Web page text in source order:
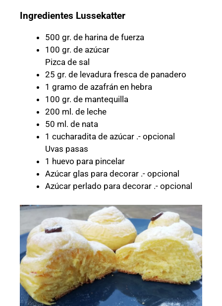
Ingredientes Lussekatter
500 gr. de harina de fuerza
100 gr. de azúcar
Pizca de sal
25 gr. de levadura fresca de panadero
1 gramo de azafrán en hebra
100 gr. de mantequilla
200 ml. de leche
50 ml. de nata
1 cucharadita de azúcar .- opcional
Uvas pasas
1 huevo para pincelar
Azúcar glas para decorar .- opcional
Azúcar perlado para decorar .- opcional